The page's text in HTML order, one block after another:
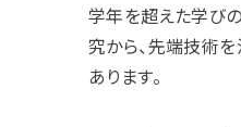
学年を超えた学び
究から、先端技術
あります。